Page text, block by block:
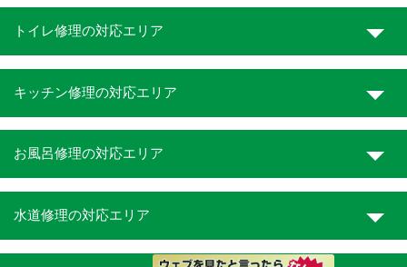
トイレ修理の対応エリア
キッチン修理の対応エリア
お風呂修理の対応エリア
水道修理の対応エリア